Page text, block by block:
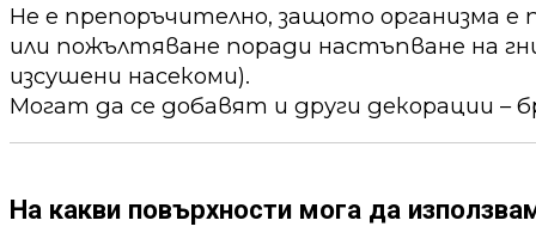
Не е препоръчително, защото организма
или пожълтяване поради настъпване на
изсушени насекоми).
Могат да се добавят и други декорации –
На какви повърхности мога да